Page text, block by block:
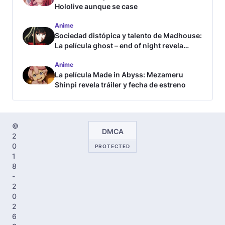
Hololive aunque se case
Anime
Sociedad distópica y talento de Madhouse:
La película ghost – end of night revela
Anime
La película Made in Abyss: Mezameru
Shinpi revela tráiler y fecha de estreno
©
2
0
1
8
-
2
0
2
6
DMCA
PROTECTED